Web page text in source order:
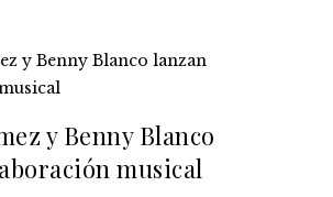
y Benny Blanco
musical